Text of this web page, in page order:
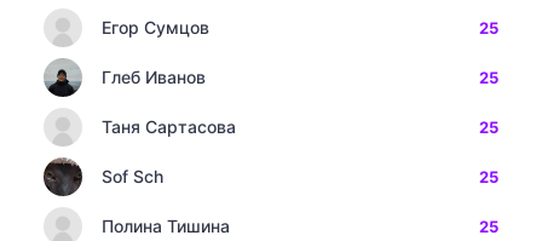
Егор Сумцов 25
Глеб Иванов 25
Таня Сартасова 25
Sof Sch 25
Полина Тишина 25